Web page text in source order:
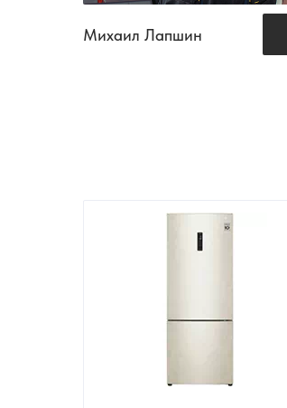
Михаил Лапшин